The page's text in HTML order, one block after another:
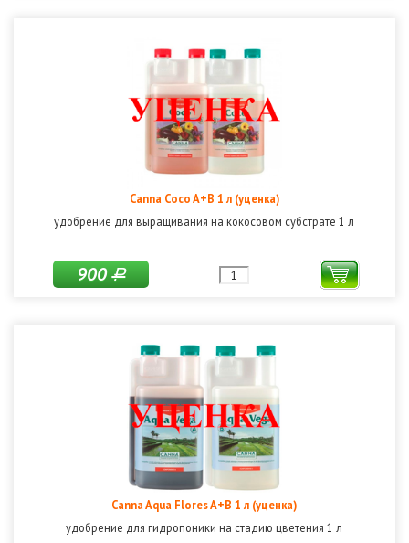
Canna Coco A+B 1 л (уценка)
удобрение для выращивания на кокосовом субстрате 1 л
900Р
Canna Aqua Flores A+B 1 л (уценка)
удобрение для гидропоники на стадию цветения 1 л